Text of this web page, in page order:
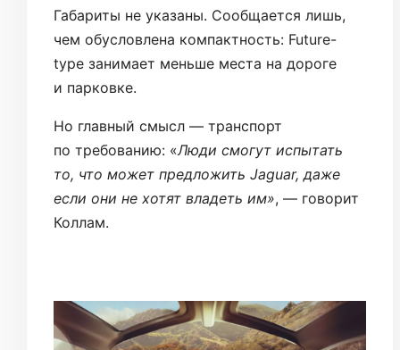
Габариты не указаны. Сообщается лишь,
чем обусловлена компактность: Future-
type занимает меньше места на дороге
и парковке.
Но главный смысл — транспорт
по требованию: «Люди смогут испытать
то, что может предложить Jaguar, даже
если они не хотят владеть им», — говорит
Коллам.